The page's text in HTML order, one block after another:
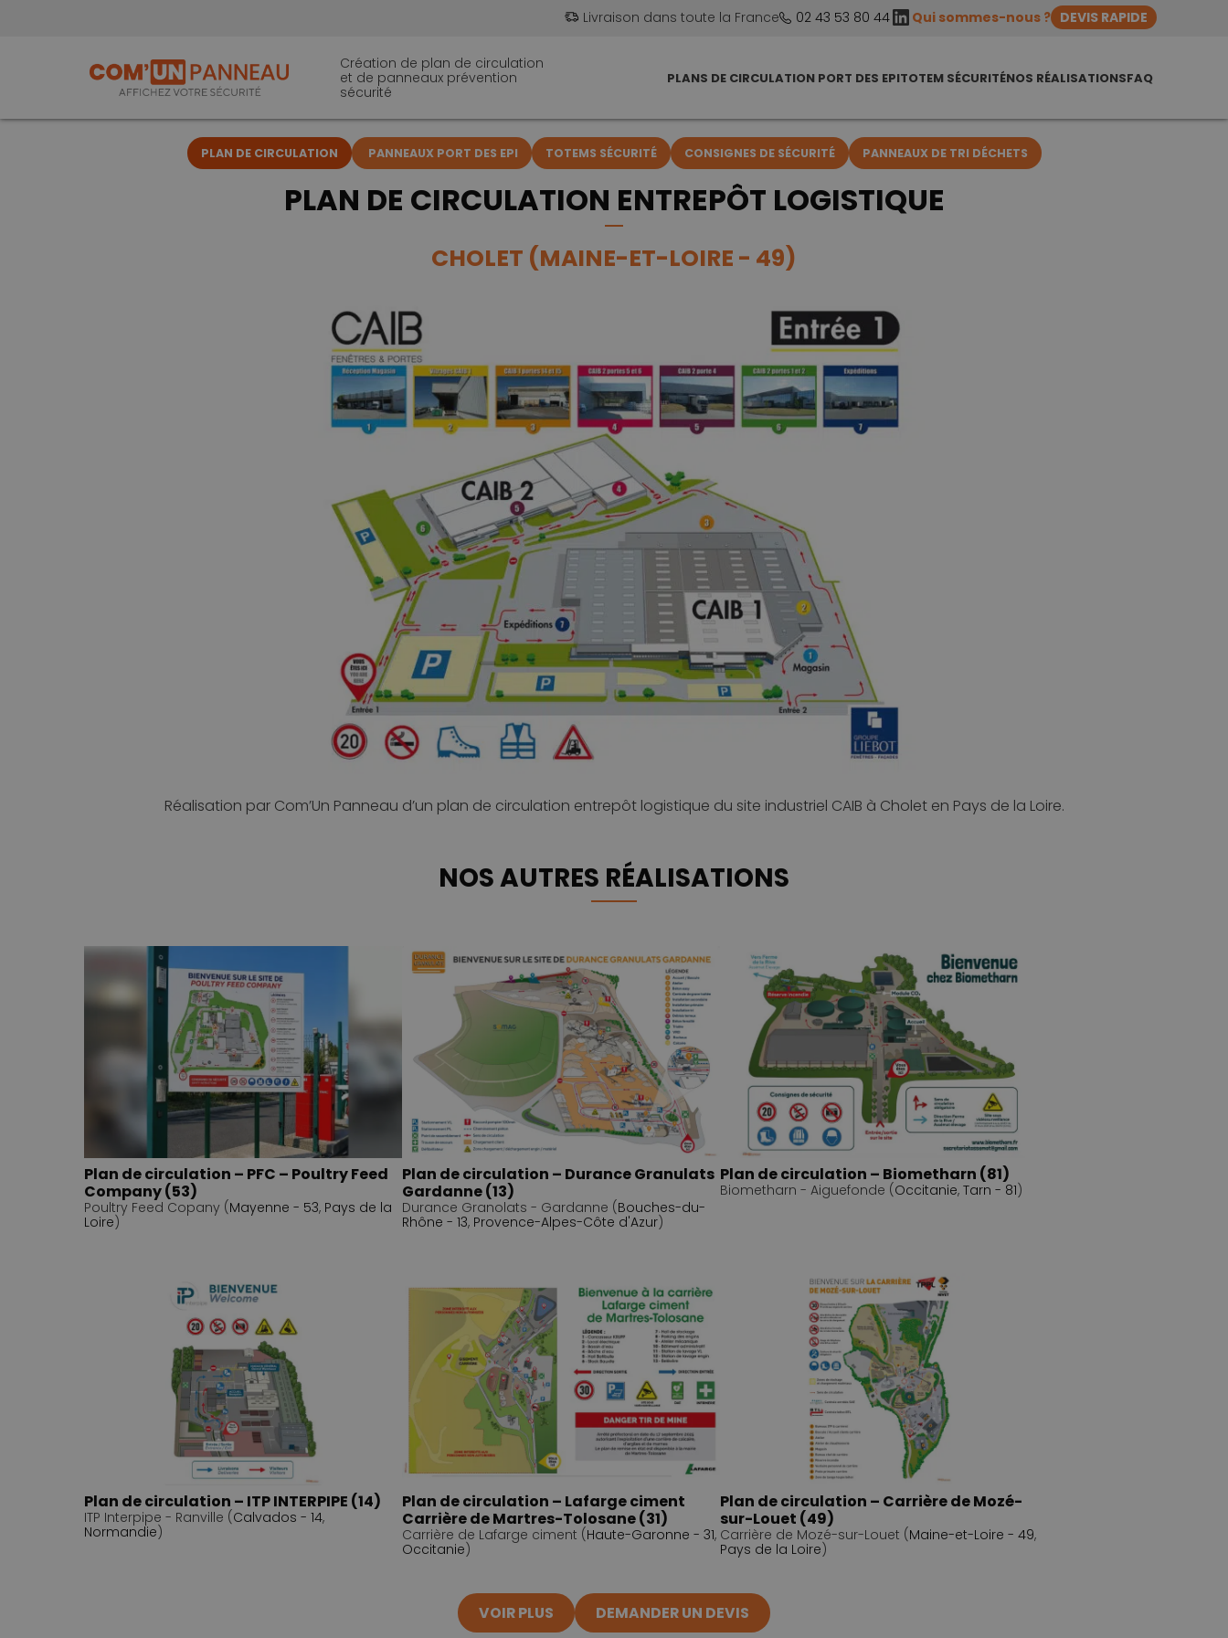
Livraison dans toute la France 02 43 53 80 44LinkedIn
Qui sommes-nous ? DEVIS RAPIDE
Création de plan de circulation
et de panneaux prévention
sécurité
PLANS DE CIRCULATION PORT DES EPITOTEM SÉCURITÉNOS RÉALISATIONSFAQ
PLAN DE CIRCULATION PANNEAUX PORT DES EPI TOTEMS SÉCURITÉ CONSIGNES DE SÉCURITÉ PANNEAUX DE TRI DÉCHETS
PLAN DE CIRCULATION ENTREPÔT LOGISTIQUE
CHOLET (MAINE-ET-LOIRE - 49)
Réalisation par Com’Un Panneau d’un plan de circulation entrepôt logistique du site industriel CAIB à Cholet en Pays de la Loire.
NOS AUTRES RÉALISATIONS
Plan de circulation – PFC – Poultry Feed
Company (53)
Poultry Feed Copany (Mayenne - 53, Pays de la
Loire)
Plan de circulation – Durance Granulats
Gardanne (13)
Durance Granolats - Gardanne (Bouches-du-
Rhône - 13, Provence-Alpes-Côte d'Azur)
Plan de circulation – Biometharn (81)
Biometharn - Aiguefonde (Occitanie, Tarn - 81)
Plan de circulation – ITP INTERPIPE (14)
ITP Interpipe - Ranville (Calvados - 14,
Normandie)
Plan de circulation – Lafarge ciment
Carrière de Martres-Tolosane (31)
Carrière de Lafarge ciment (Haute-Garonne - 31,
Occitanie)
Plan de circulation – Carrière de Mozé-
sur-Louet (49)
Carrière de Mozé-sur-Louet (Maine-et-Loire - 49,
Pays de la Loire)
VOIR PLUS DEMANDER UN DEVIS